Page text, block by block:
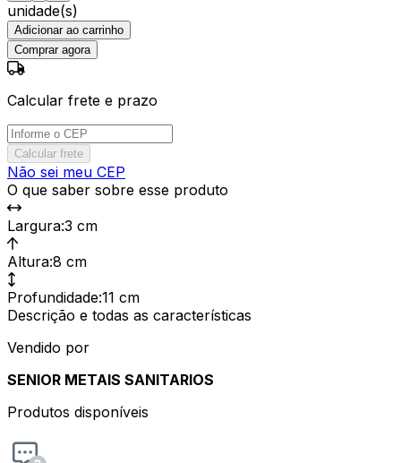
unidade(s)
Adicionar ao carrinho
Comprar agora
Calcular frete e prazo
Calcular frete
Não sei meu CEP
O que saber sobre esse produto
Largura:3 cm
Altura:8 cm
Profundidade:11 cm
Descrição e todas as características
Vendido por
SENIOR METAIS SANITARIOS
Produtos disponíveis